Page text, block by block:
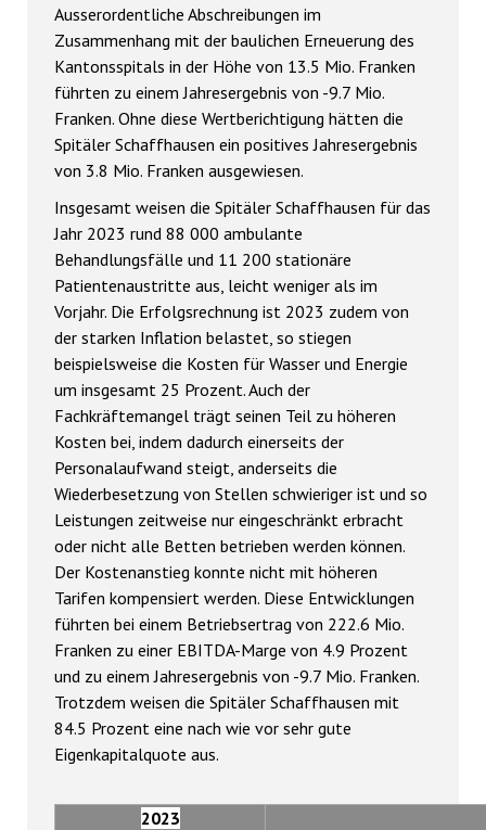
Ausserordentliche Abschreibungen im
Zusammenhang mit der baulichen Erneuerung des
Kantonsspitals in der Höhe von 13.5 Mio. Franken
führten zu einem Jahresergebnis von -9.7 Mio.
Franken. Ohne diese Wertberichtigung hätten die
Spitäler Schaffhausen ein positives Jahresergebnis
von 3.8 Mio. Franken ausgewiesen.
Insgesamt weisen die Spitäler Schaffhausen für das
Jahr 2023 rund 88 000 ambulante
Behandlungsfälle und 11 200 stationäre
Patientenaustritte aus, leicht weniger als im
Vorjahr. Die Erfolgsrechnung ist 2023 zudem von
der starken Inflation belastet, so stiegen
beispielsweise die Kosten für Wasser und Energie
um insgesamt 25 Prozent. Auch der
Fachkräftemangel trägt seinen Teil zu höheren
Kosten bei, indem dadurch einerseits der
Personalaufwand steigt, anderseits die
Wiederbesetzung von Stellen schwieriger ist und so
Leistungen zeitweise nur eingeschränkt erbracht
oder nicht alle Betten betrieben werden können.
Der Kostenanstieg konnte nicht mit höheren
Tarifen kompensiert werden. Diese Entwicklungen
führten bei einem Betriebsertrag von 222.6 Mio.
Franken zu einer EBITDA-Marge von 4.9 Prozent
und zu einem Jahresergebnis von -9.7 Mio. Franken.
Trotzdem weisen die Spitäler Schaffhausen mit
84.5 Prozent eine nach wie vor sehr gute
Eigenkapitalquote aus.
2023